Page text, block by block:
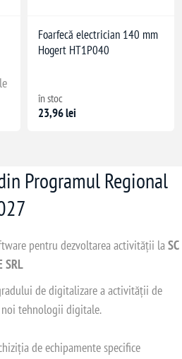
Foarfecă electrician 140 mm
Hogert HT1P040
în stoc
23,96 lei
Programul Regional
pentru dezvoltarea activității laSC
SRL
de digitalizare a activității de
tehnologii digitale.
de echipamente specifice